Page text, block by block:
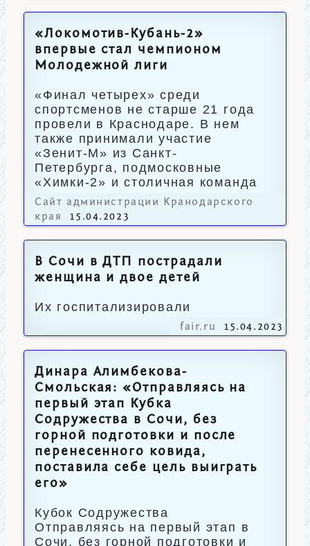
«Локомотив-Кубань-2»
впервые стал чемпионом
Молодежной лиги
«Финал четырех» среди
спортсменов не старше 21 года
провели в Краснодаре. В нем
также принимали участие
«Зенит-М» из Санкт-
Петербурга, подмосковные
«Химки-2» и столичная команда
«МБА-2».
Сайт администрации Кранодарского
края
15.04.2023
В Сочи в ДТП пострадали
женщина и двое детей
Их госпитализировали
fair.ru 15.04.2023
Динара Алимбекова-
Смольская: «Отправляясь на
первый этап Кубка
Содружества в Сочи, без
горной подготовки и после
перенесенного ковида,
поставила себе цель выиграть
его»
Кубок Содружества
Отправляясь на первый этап в
Сочи, без горной подготовки и